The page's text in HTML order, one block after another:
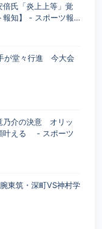
氏「炎上上等」覚
報知】 - スポーツ報
が堂々行進 今大会
乃介の決意 オリッ
叶える - スポーツ
東筑・深町VS神村学